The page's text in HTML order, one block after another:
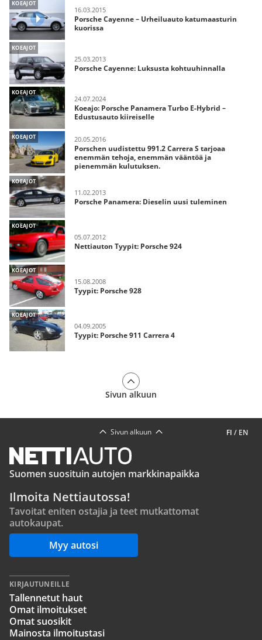
KOEAJOT
16.03.2015
Porsche Cayenne – Urheiluauto katumaasturin
kuorissa
KOEAJOT
25.03.2013
Porsche Cayenne: Luksusta kohtuuhinnalla
KOEAJOT
24.07.2024
Koeajo: Porsche Panamera Turbo E-Hybrid –
Edustusauto kiireiselle
KOEAJOT 20.05.2016
Porschen uudistettu 991.2 Carrera S tarjoaa
enemmän tehoja, enemmän vääntöä ja
pienemmän kulutuksen.
KOEAJOT
11.02.2013
Porsche Panamera: Dieselin uusi tuleminen
KOEAJOT
05.07.2012
Nettiauton Tyypit: Porsche 924
KOEAJOT
15.08.2008
Tyypit: Porsche 928
KOEAJOT
04.09.2005
Tyypit: Porsche 911 Carrera 4
Sivun alkuun
FI / EN
Sivun alkuun
Suomen suosituin autojen markkinapaikka
Ilmoita Nettiautossa!
Tavoitat eniten ostajia ja teet mutkattomat
autokaupat.
Myy autosi
KIRJAUTUNEILLE
Tallennetut haut
Omat ilmoitukset
Omat suosikit
Mainosta ilmoitustasi